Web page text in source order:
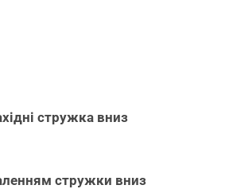
стружка вниз
стружки вниз